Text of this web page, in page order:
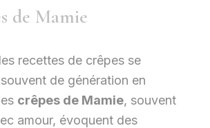
de Mamie
recettes de crêpes se
de génération en
crêpes de Mamie, souvent
amour, évoquent des